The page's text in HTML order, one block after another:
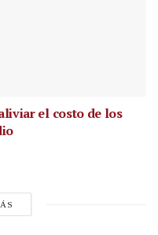
el costo de los